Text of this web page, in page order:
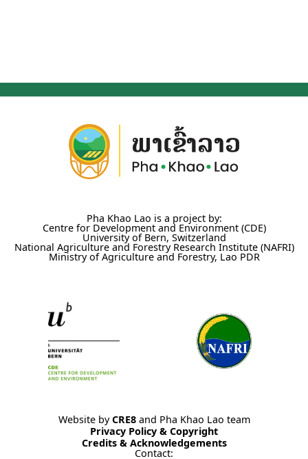
Pha Khao Lao is a project by:
Centre for Development and Environment (CDE)
University of Bern, Switzerland
National Agriculture and Forestry Research Institute (NAFRI)
Ministry of Agriculture and Forestry, Lao PDR
Website byCRE8and Pha Khao Lao team
Privacy Policy & Copyright
Credits & Acknowledgements
Contact: